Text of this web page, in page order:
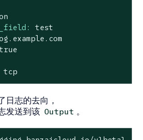
test
tcp
日志的去向，
发送到该 Output 。